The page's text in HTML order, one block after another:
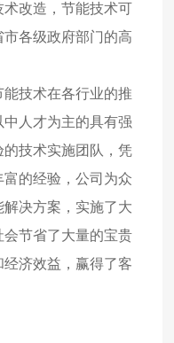
改造，节能技术可
各级政府部门的高
技术在各行业的推
人才为主的具有强
技术实施团队，凭
的经验，公司为众
决方案，实施了大
节省了大量的宝贵
济效益，赢得了客